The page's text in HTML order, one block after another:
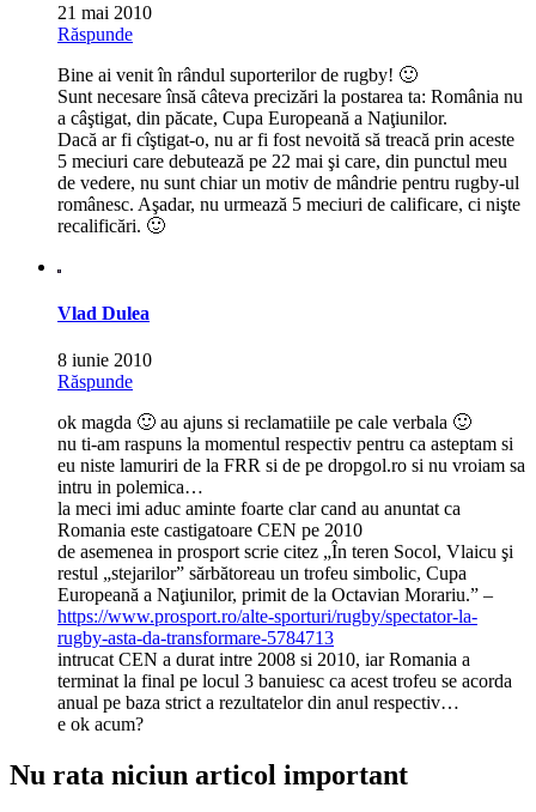
21 mai 2010
Răspunde
Bine ai venit în rândul suporterilor de rugby! 🙂
Sunt necesare însă câteva precizări la postarea ta: România nu
a câştigat, din păcate, Cupa Europeană a Naţiunilor.
Dacă ar fi cîştigat-o, nu ar fi fost nevoită să treacă prin aceste
5 meciuri care debutează pe 22 mai şi care, din punctul meu
de vedere, nu sunt chiar un motiv de mândrie pentru rugby-ul
românesc. Aşadar, nu urmează 5 meciuri de calificare, ci nişte
recalificări. 🙂
Vlad Dulea
8 iunie 2010
Răspunde
ok magda 🙂 au ajuns si reclamatiile pe cale verbala 🙂
nu ti-am raspuns la momentul respectiv pentru ca asteptam si
eu niste lamuriri de la FRR si de pe dropgol.ro si nu vroiam sa
intru in polemica…
la meci imi aduc aminte foarte clar cand au anuntat ca
Romania este castigatoare CEN pe 2010
de asemenea in prosport scrie citez „În teren Socol, Vlaicu şi
restul „stejarilor” sărbătoreau un trofeu simbolic, Cupa
Europeană a Naţiunilor, primit de la Octavian Morariu.” –
https://www.prosport.ro/alte-sporturi/rugby/spectator-la-
rugby-asta-da-transformare-5784713
intrucat CEN a durat intre 2008 si 2010, iar Romania a
terminat la final pe locul 3 banuiesc ca acest trofeu se acorda
anual pe baza strict a rezultatelor din anul respectiv…
e ok acum?
Nu rata niciun articol important